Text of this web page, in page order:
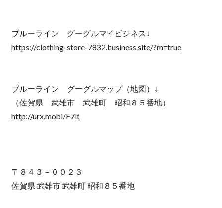
ブルーライン グーグルマイビジネス↓
https://clothing-store-7832.business.site/?m=true
ブルーライン グーグルマップ（地図）↓
（佐賀県 武雄市 武雄町 昭和８５番地）
http://urx.mobi/F7lt
〒８４３－００２３
佐賀県 武雄市 武雄町 昭和８５番地